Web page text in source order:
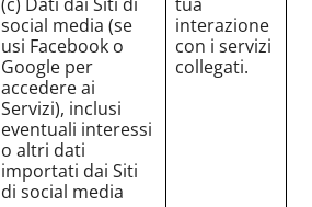
social media (se
usi Facebook o
Google per
accedere ai
Servizi), inclusi
eventuali interessi
o altri dati
importati dai Siti
di social media
interazione
con i servizi
collegati.